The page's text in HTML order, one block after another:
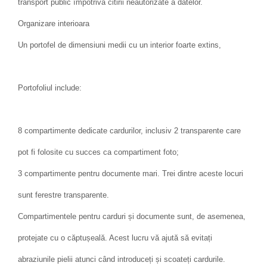
transport public împotriva citirii neautorizate a datelor.
Organizare interioara
Un portofel de dimensiuni medii cu un interior foarte extins,
Portofoliul include:
8 compartimente dedicate cardurilor, inclusiv 2 transparente care
pot fi folosite cu succes ca compartiment foto;
3 compartimente pentru documente mari. Trei dintre aceste locuri
sunt ferestre transparente.
Compartimentele pentru carduri și documente sunt, de asemenea,
protejate cu o căptușeală. Acest lucru vă ajută să evitați
abraziunile pielii atunci când introduceți și scoateți cardurile.